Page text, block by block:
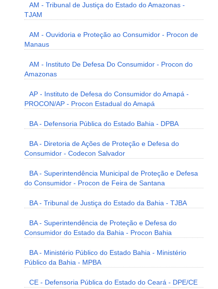
AM - Tribunal de Justiça do Estado do Amazonas -
TJAM
AM - Ouvidoria e Proteção ao Consumidor - Procon de
Manaus
AM - Instituto De Defesa Do Consumidor - Procon do
Amazonas
AP - Instituto de Defesa do Consumidor do Amapá -
PROCON/AP - Procon Estadual do Amapá
BA - Defensoria Pública do Estado Bahia - DPBA
BA - Diretoria de Ações de Proteção e Defesa do
Consumidor - Codecon Salvador
BA - Superintendência Municipal de Proteção e Defesa
do Consumidor - Procon de Feira de Santana
BA - Tribunal de Justiça do Estado da Bahia - TJBA
BA - Superintendência de Proteção e Defesa do
Consumidor do Estado da Bahia - Procon Bahia
BA - Ministério Público do Estado Bahia - Ministério
Público da Bahia - MPBA
CE - Defensoria Pública do Estado do Ceará - DPE/CE